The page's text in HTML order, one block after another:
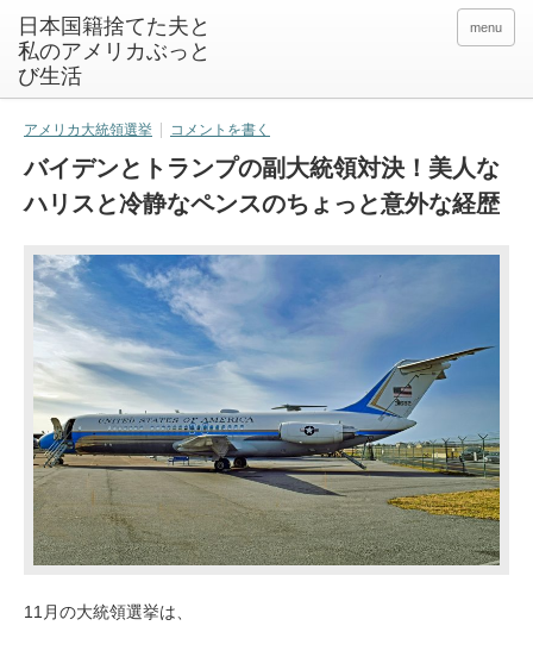
日本国籍捨てた夫と
私のアメリカぶっと
び生活
menu
アメリカ大統領選挙 コメントを書く
バイデンとトランプの副大統領対決！美人な
ハリスと冷静なペンスのちょっと意外な経歴
11月の大統領選挙は、